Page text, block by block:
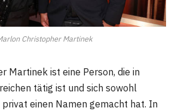
Christopher Martinek
Martinek ist eine Person, die in
tätig ist und sich sowohl
einen Namen gemacht hat. In